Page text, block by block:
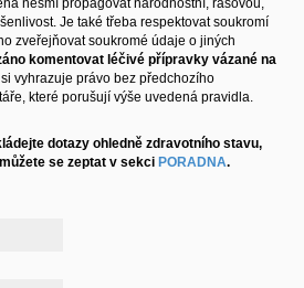
Je také třeba respektovat soukromí
zveřejňovat soukromé údaje o jiných
komentovat léčivé přípravky vázané na
vyhrazuje právo bez předchozího
které porušují výše uvedená pravidla.
dotazy ohledně zdravotního stavu,
se zeptat v sekci PORADNA.